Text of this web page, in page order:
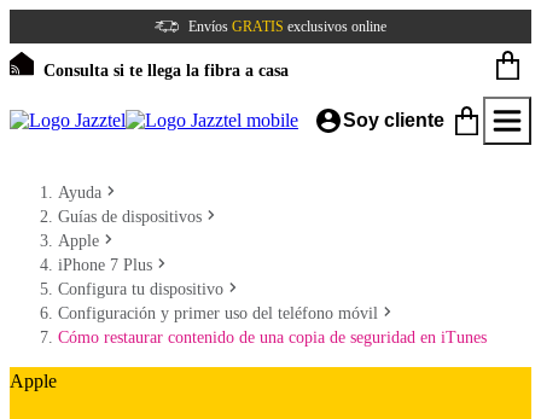
Envíos GRATIS exclusivos online
Consulta si te llega la fibra a casa
Soy cliente
Ayuda
Guías de dispositivos
Apple
iPhone 7 Plus
Configura tu dispositivo
Configuración y primer uso del teléfono móvil
Cómo restaurar contenido de una copia de seguridad en iTunes
Apple